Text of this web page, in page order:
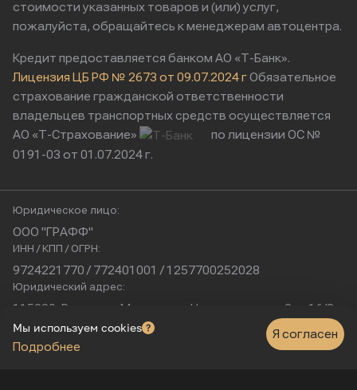
стоимости указанных товаров и (или) услуг,
пожалуйста, обращайтесь к менеджерам автоцентра.
Кредит предоставляется банком АО «Т-Банк».
Лицензия ЦБ РФ № 2673 от 09.07.2024 гОбязательное
страхование гражданской ответственности
владельцев транспортных средств осуществляется
АО «Т-Страхование»
по лицензии ОС №
0191-03 от 01.07.2024 г.
Юридическое лицо:
ООО "ГРАФФ"
ИНН / КПП / ОГРН:
9724221770 / 772401001 / 1257700252028
Юридический адрес:
115230, Россия, г. Москва, ул. Нагатинская, д. 2, п. 16/2
Физический адрес:
г. Москва, Нагатинская улица, 16к1с5
Мы используем cookies
Подробнее
Я согласен